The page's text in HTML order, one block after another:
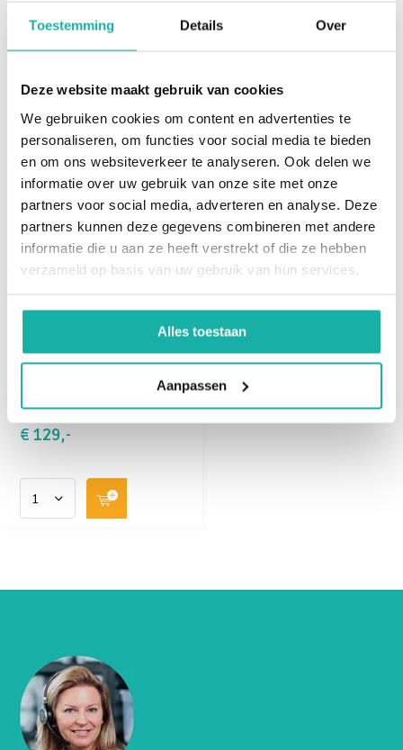
Toestemming Details Over
Deze website maakt gebruik van cookies
We gebruiken cookies om content en advertenties te
personaliseren, om functies voor social media te bieden
en om ons websiteverkeer te analyseren. Ook delen we
informatie over uw gebruik van onze site met onze
partners voor social media, adverteren en analyse. Deze
partners kunnen deze gegevens combineren met andere
informatie die u aan ze heeft verstrekt of die ze hebben
verzameld op basis van uw gebruik van hun services.
Alles toestaan
Aanpassen
Recent bekeken
Mineralen
Deze test bestaat uit
B12, Zink, Ijzer, Selenium
Magnesium (s...
€ 129,-